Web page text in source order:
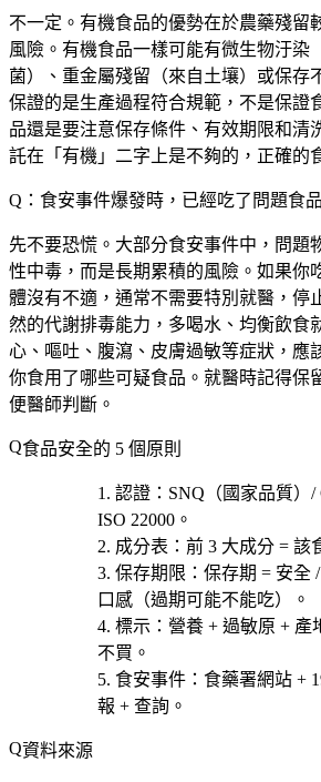
不一定。有機食品的優勢在於農藥殘留
風險。有機食品一樣可能有微生物汙染
菌）、重金屬殘留（來自土壤）或保存
保證的是生產過程符合規範，不是保證
品還是要注意保存條件、有效期限和清
託在「有機」二字上是不夠的，正確的
Q：食安事件爆發時，已經吃了問題食
先不要恐慌。大部分食安事件中，問題
性中毒，而是長期累積的風險。如果你
體沒有不適，通常不需要特別就醫，停
然的代謝排毒能力，多喝水、均衡飲食
心、嘔吐、腹瀉、皮膚過敏等症狀，應
你食用了哪些可疑食品。就醫時記得保
便醫師判斷。
食品安全的 5 個原則
認證 ：SNQ（國家品質）/
ISO 22000。
成分表 ：前 3 大成分 = 該
保存期限 ：保存期 = 安全
口感（過期可能不能吃）。
標示 ：營養 + 過敏原 +
不買。
食安事件 ：食藥署網站 +
報 + 查詢。
資料來源